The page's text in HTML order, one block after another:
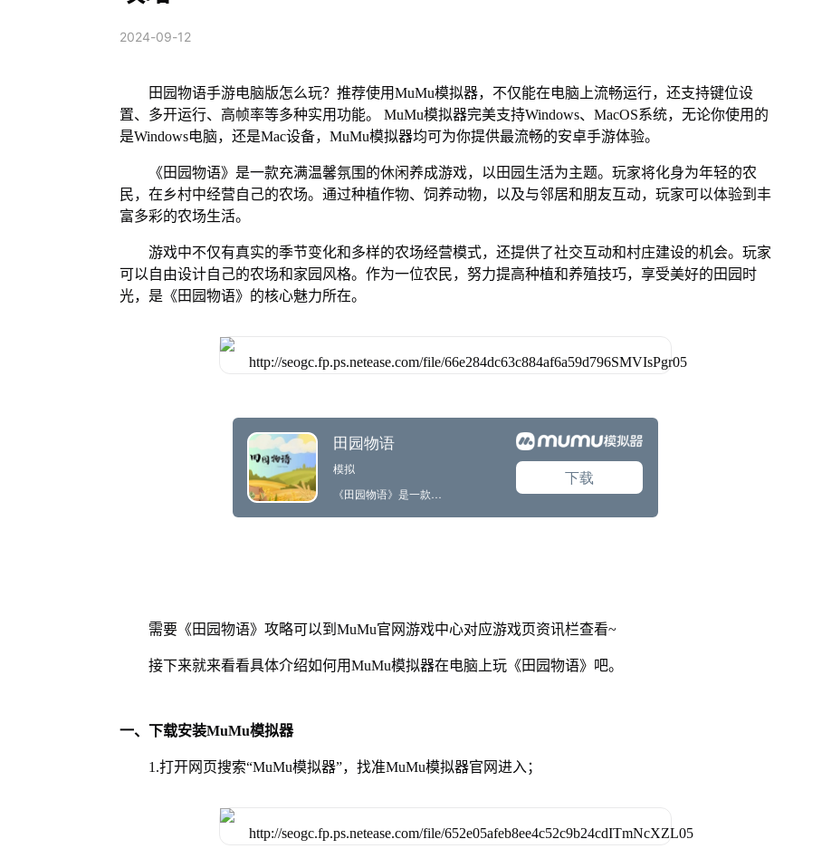
2024-09-12
田园物语手游电脑版怎么玩？推荐使用MuMu模拟器，不仅能在电脑上流畅运行，还支持键位设
置、多开运行、高帧率等多种实用功能。 MuMu模拟器完美支持Windows、MacOS系统，无论你使用的
是Windows电脑，还是Mac设备，MuMu模拟器均可为你提供最流畅的安卓手游体验。
《田园物语》是一款充满温馨氛围的休闲养成游戏，以田园生活为主题。玩家将化身为年轻的农
民，在乡村中经营自己的农场。通过种植作物、饲养动物，以及与邻居和朋友互动，玩家可以体验到丰
富多彩的农场生活。
游戏中不仅有真实的季节变化和多样的农场经营模式，还提供了社交互动和村庄建设的机会。玩家
可以自由设计自己的农场和家园风格。作为一位农民，努力提高种植和养殖技巧，享受美好的田园时
光，是《田园物语》的核心魅力所在。
需要《田园物语》攻略可以到MuMu官网游戏中心对应游戏页资讯栏查看~
接下来就来看看具体介绍如何用MuMu模拟器在电脑上玩《田园物语》吧。
一、下载安装MuMu模拟器
1.打开网页搜索“MuMu模拟器”，找准MuMu模拟器官网进入；